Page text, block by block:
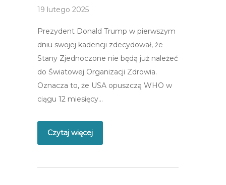
19 lutego 2025
Prezydent Donald Trump w pierwszym
dniu swojej kadencji zdecydował, że
Stany Zjednoczone nie będą już należeć
do Światowej Organizacji Zdrowia.
Oznacza to, że USA opuszczą WHO w
ciągu 12 miesięcy…
Czytaj więcej